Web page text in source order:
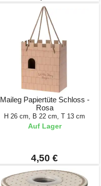
Maileg Papiertüte Schloss -
Rosa
H 26 cm, B 22 cm, T 13 cm
Auf Lager
4,50 €